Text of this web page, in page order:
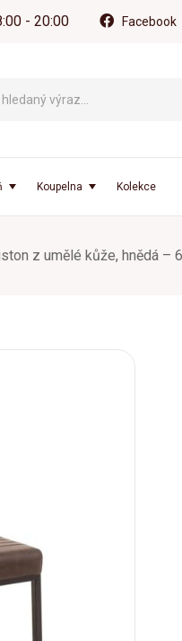
- 20:00 Facebook
Koupelna Kolekce
z umělé kůže, hnědá –